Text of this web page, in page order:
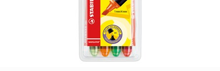
Indexflikar och Frixion clicker
Överstrykningspenna Stabilo